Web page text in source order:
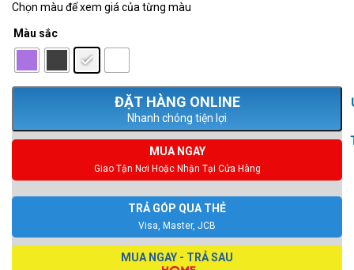
Chọn màu để xem giá của từng màu
Màu sắc
Nhanh chóng tiện lợi
MUA NGAY
Giao Tận Nơi Hoặc Nhận Tại Cửa Hàng
TRẢ GÓP QUA THẺ
Visa, Master, JCB
MUA NGAY - TRẢ SAU